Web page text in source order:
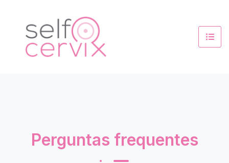
Perguntas frequentes